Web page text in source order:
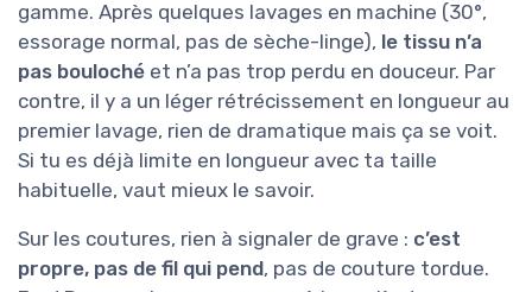
gamme. Après quelques lavages en machine (30°,
essorage normal, pas de sèche-linge), le tissu n’a
pas bouloché et n’a pas trop perdu en douceur. Par
contre, il y a un léger rétrécissement en longueur au
premier lavage, rien de dramatique mais ça se voit.
Si tu es déjà limite en longueur avec ta taille
habituelle, vaut mieux le savoir.
Sur les coutures, rien à signaler de grave : c’est
propre, pas de fil qui pend, pas de couture tordue.